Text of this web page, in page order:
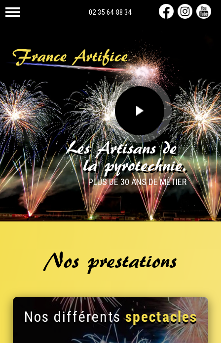
02 35 64 88 34
Les Artisans de
la pyrotechnie.
PLUS DE 30 ANS DE MÉTIER
Nos prestations
Nos différentsspectacles